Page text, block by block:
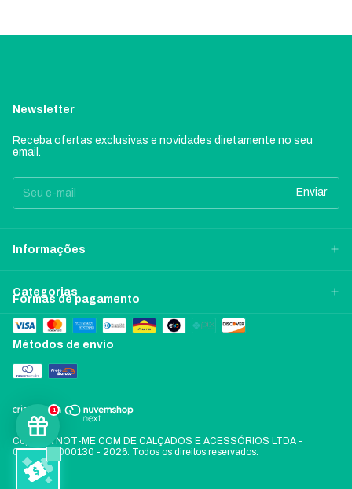
1
Newsletter
Receba ofertas exclusivas e novidades diretamente no seu
email.
Informações
Categorias
Formas de pagamento
Métodos de envio
Copyright NOT-ME COM DE CALÇADOS E ACESSÓRIOS LTDA -
06197478000130 - 2026. Todos os direitos reservados.